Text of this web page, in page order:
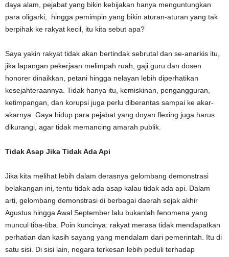
daya alam, pejabat yang bikin kebijakan hanya menguntungkan
para oligarki, hingga pemimpin yang bikin aturan-aturan yang tak
berpihak ke rakyat kecil, itu kita sebut apa?
Saya yakin rakyat tidak akan bertindak sebrutal dan se-anarkis itu,
jika lapangan pekerjaan melimpah ruah, gaji guru dan dosen
honorer dinaikkan, petani hingga nelayan lebih diperhatikan
kesejahteraannya. Tidak hanya itu, kemiskinan, pengangguran,
ketimpangan, dan korupsi juga perlu diberantas sampai ke akar-
akarnya. Gaya hidup para pejabat yang doyan flexing juga harus
dikurangi, agar tidak memancing amarah publik.
Tidak Asap Jika Tidak Ada Api
Jika kita melihat lebih dalam derasnya gelombang demonstrasi
belakangan ini, tentu tidak ada asap kalau tidak ada api. Dalam
arti, gelombang demonstrasi di berbagai daerah sejak akhir
Agustus hingga Awal September lalu bukanlah fenomena yang
muncul tiba-tiba. Poin kuncinya: rakyat merasa tidak mendapatkan
perhatian dan kasih sayang yang mendalam dari pemerintah. Itu di
satu sisi. Di sisi lain, negara terkesan lebih peduli terhadap